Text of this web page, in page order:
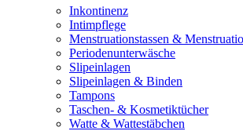
Inkontinenz
Intimpflege
Menstruationstassen &
Periodenunterwäsche
Slipeinlagen
Slipeinlagen & Binden
Tampons
Taschen- & Kosmetiktücher
Watte & Wattestäbchen